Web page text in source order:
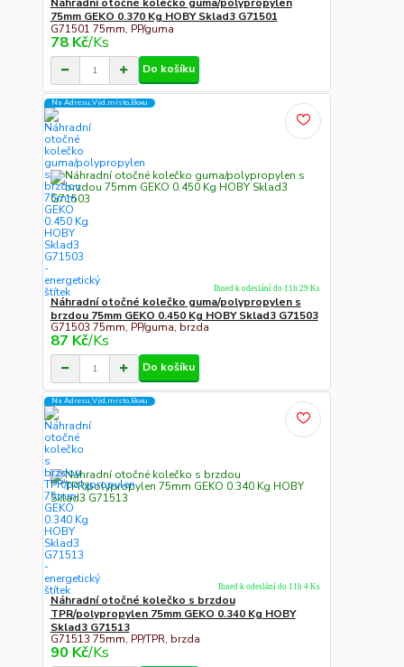
Náhradní otočné kolečko guma/polypropylen
75mm GEKO 0.370 Kg HOBY Sklad3 G71501
G71501 75mm, PP/guma
78 Kč/Ks
Do košíku
Na Adresu,Výd.místo,Boxu
Náhradní otočné kolečko guma/polypropylen s
brzdou 75mm GEKO 0.450 Kg HOBY Sklad3 G71503
G71503 75mm, PP/guma, brzda
87 Kč/Ks
Ihned k odeslání do 11h 29 Ks
Do košíku
Na Adresu,Výd.místo,Boxu
Náhradní otočné kolečko s brzdou
TPR/polypropylen 75mm GEKO 0.340 Kg HOBY
Sklad3 G71513
G71513 75mm, PP/TPR, brzda
90 Kč/Ks
Ihned k odeslání do 11h 4 Ks